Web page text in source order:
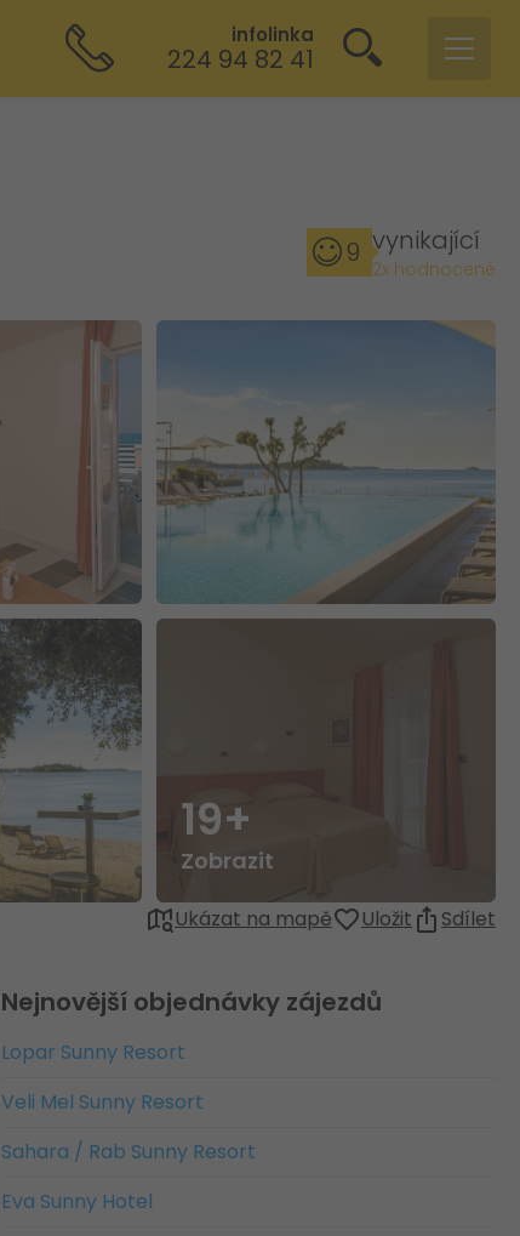
infolinka
224 94 82 41
9 vynikající
2x hodnocené
19+
Zobrazit
Ukázat na mapě Uložit Sdílet
Nejnovější objednávky zájezdů
Lopar Sunny Resort
Veli Mel Sunny Resort
Sahara / Rab Sunny Resort
Eva Sunny Hotel